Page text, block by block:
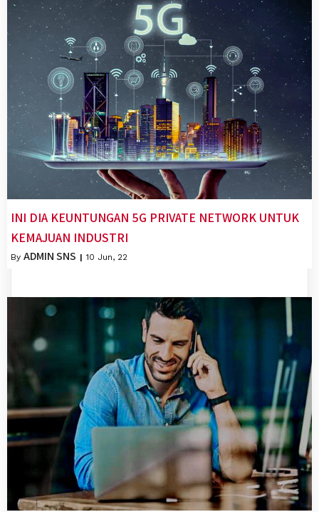
INI DIA KEUNTUNGAN 5G PRIVATE NETWORK UNTUK
KEMAJUAN INDUSTRI
By ADMIN SNS | 10 Jun, 22